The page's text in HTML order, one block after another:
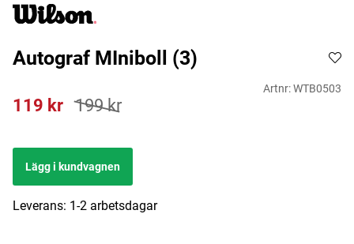
Autograf MIniboll (3)
Artnr:WTB0503
199kr
119 kr
Lägg i kundvagnen
Leverans: 1-2 arbetsdagar